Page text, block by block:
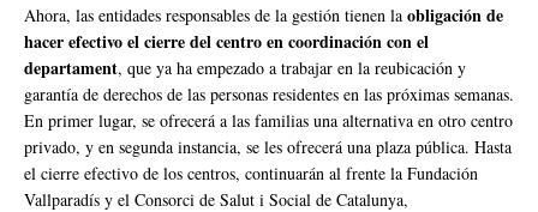
Ahora, las entidades responsables de la gestión tienen la obligación de
hacer efectivo el cierre del centro en coordinación con el
departament, que ya ha empezado a trabajar en la reubicación y
garantía de derechos de las personas residentes en las próximas semanas.
En primer lugar, se ofrecerá a las familias una alternativa en otro centro
privado, y en segunda instancia, se les ofrecerá una plaza pública. Hasta
el cierre efectivo de los centros, continuarán al frente la Fundación
Vallparadís y el Consorci de Salut i Social de Catalunya,